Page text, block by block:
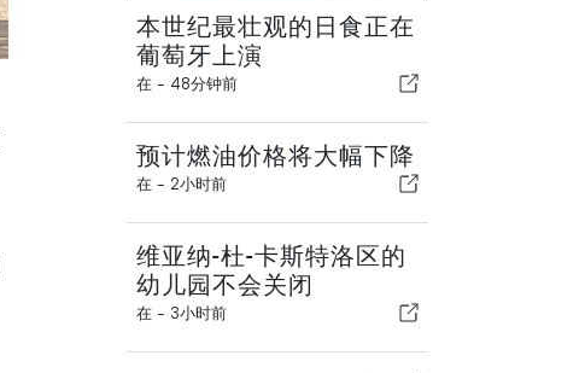
本世纪最壮观的日食正在
葡萄牙上演
在 - 48分钟前
预计燃油价格将大幅下降
在 - 2小时前
维亚纳-杜-卡斯特洛区的
幼儿园不会关闭
在 - 3小时前